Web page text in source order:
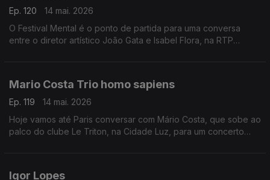
Ep. 120
14 mai. 2026
O Festival Mental é o ponto de partida para uma conversa
entre o diretor artístico João Gata e Isabel Flora, na RTP
Mario Costa Trio homo sapiens
Ep. 119
14 mai. 2026
Hoje vamos até Paris conversar com Mário Costa, que sobe ao
palco do clube Le Triton, na Cidade Luz, para um concerto
Igor Lopes